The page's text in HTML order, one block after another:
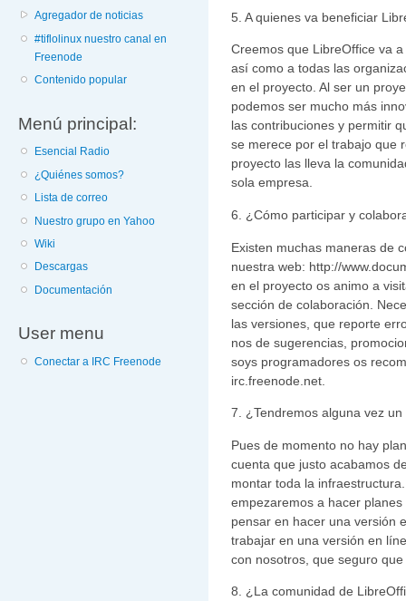
Agregador de noticias
#tiflolinux nuestro canal en
Freenode
Contenido popular
Menú principal:
Esencial Radio
¿Quiénes somos?
Lista de correo
Nuestro grupo en Yahoo
Wiki
Descargas
Documentación
User menu
Conectar a IRC Freenode
5. A quienes va beneficiar
Creemos que LibreOffice va
así como a todas las
en el proyecto. Al ser un
podemos ser mucho más
las contribuciones y permitir
se merece por el trabajo que
proyecto las lleva la
sola empresa.
6. ¿Cómo participar y
Existen muchas maneras de
nuestra web: http://
en el proyecto os animo a
sección de colaboración.
las versiones, que reporte
nos de sugerencias,
soys programadores os
irc.freenode.net.
7. ¿Tendremos alguna vez
Pues de momento no hay
cuenta que justo acabamos
montar toda la
empezaremos a hacer
pensar en hacer una versión
trabajar en una versión en
con nosotros, que seguro
8. ¿La comunidad de